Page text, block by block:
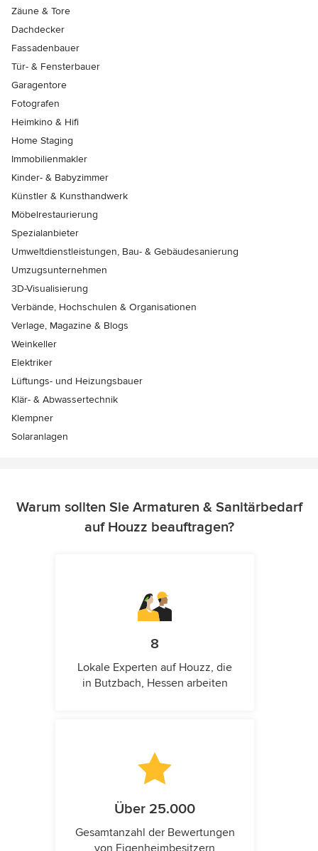
Zäune & Tore
Dachdecker
Fassadenbauer
Tür- & Fensterbauer
Garagentore
Fotografen
Heimkino & Hifi
Home Staging
Immobilienmakler
Kinder- & Babyzimmer
Künstler & Kunsthandwerk
Möbelrestaurierung
Spezialanbieter
Umweltdienstleistungen, Bau- & Gebäudesanierung
Umzugsunternehmen
3D-Visualisierung
Verbände, Hochschulen & Organisationen
Verlage, Magazine & Blogs
Weinkeller
Elektriker
Lüftungs- und Heizungsbauer
Klär- & Abwassertechnik
Klempner
Solaranlagen
Warum sollten Sie Armaturen & Sanitärbedarf
auf Houzz beauftragen?
8
Lokale Experten auf Houzz, die
in Butzbach, Hessen arbeiten
Über 25.000
Gesamtanzahl der Bewertungen